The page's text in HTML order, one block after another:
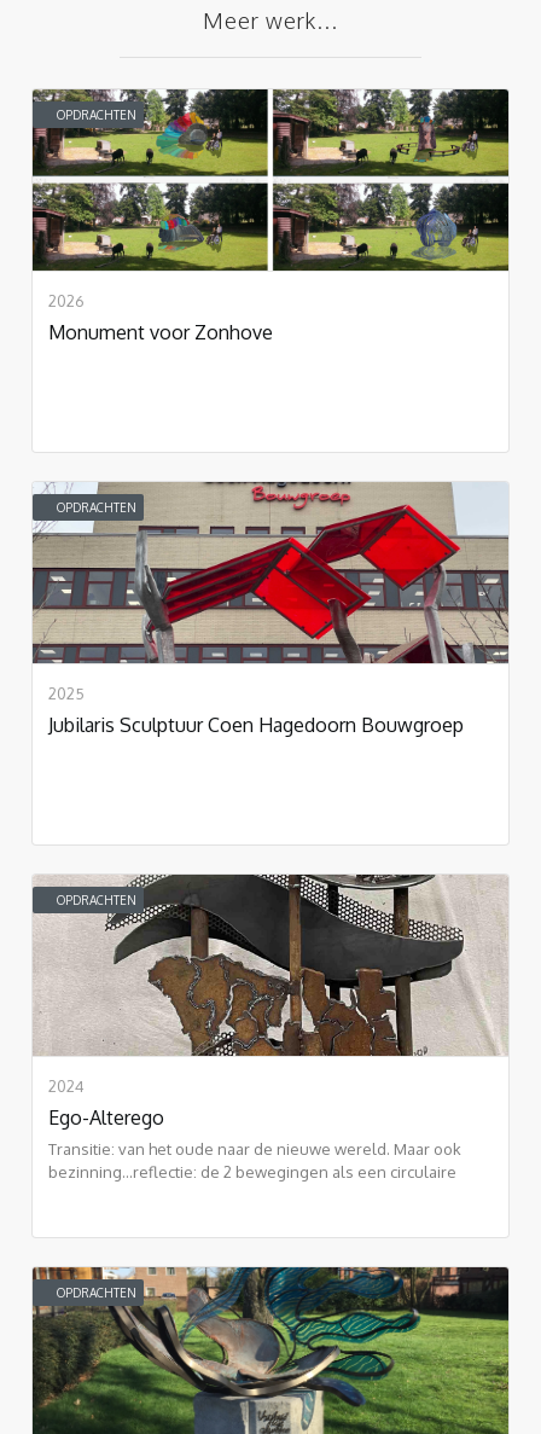
Meer werk...
OPDRACHTEN
2026
Monument voor Zonhove
OPDRACHTEN
2025
Jubilaris Sculptuur Coen Hagedoorn Bouwgroep
OPDRACHTEN
2024
Ego-Alterego
Transitie: van het oude naar de nieuwe wereld. Maar ook
bezinning...reflectie: de 2 bewegingen als een circulaire
OPDRACHTEN